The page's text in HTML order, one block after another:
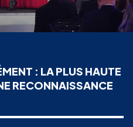
: LA PLUS HAUTE
RECONNAISSANCE